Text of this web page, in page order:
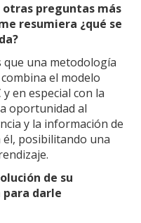
preguntas más
resumiera ¿qué se
que una metodología
el modelo
en especial con la
oportunidad al
y la información de
posibilitando una
de su
darle